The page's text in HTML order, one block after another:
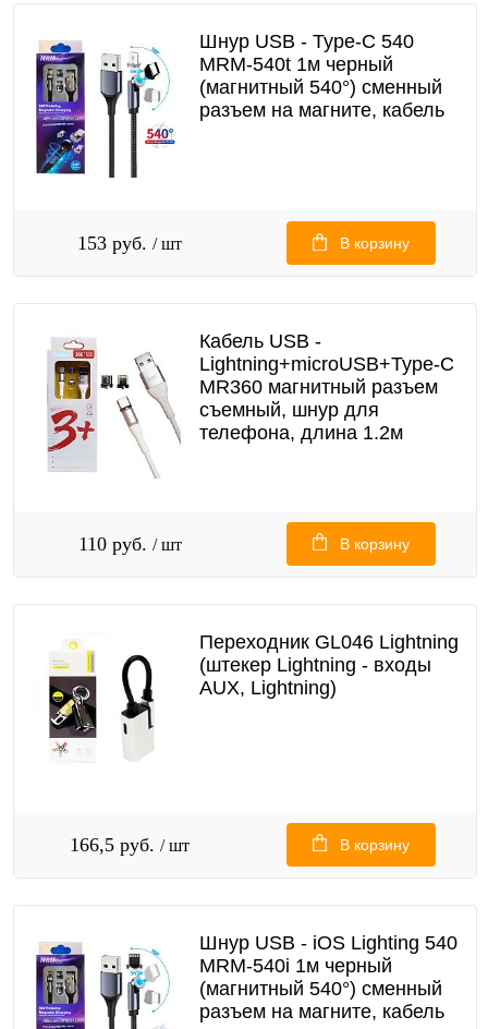
Шнур USB - Type-C 540
MRM-540t 1м черный
(магнитный 540°) сменный
разъем на магните, кабель
153 руб. / шт В корзину
Кабель USB -
Lightning+microUSB+Type-C
MR360 магнитный разъем
съемный, шнур для
телефона, длина 1.2м
110 руб. / шт В корзину
Переходник GL046 Lightning
(штекер Lightning - входы
AUX, Lightning)
166,5 руб. / шт В корзину
Шнур USB - iOS Lighting 540
MRM-540i 1м черный
(магнитный 540°) сменный
разъем на магните, кабель